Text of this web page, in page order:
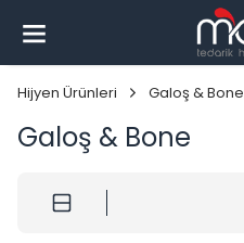
Hijyen Ürünleri Galoş & Bone
Galoş & Bone